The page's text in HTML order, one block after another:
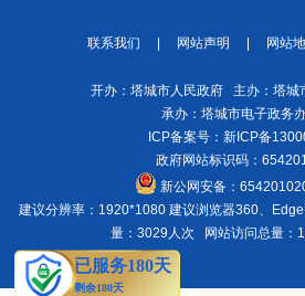
联系我们 | 网站声明 | 网站
开办：塔城市人民政府 主办：塔城
承办：塔城市电子政务
ICP备案号： 新ICP备
政府网站标识码：
新公网安备：
建议分辨率：1920*1080 建议浏览器360、
量：3029人次
网站访问总量：